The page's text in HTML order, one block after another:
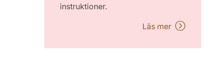
instruktioner.
Läs mer